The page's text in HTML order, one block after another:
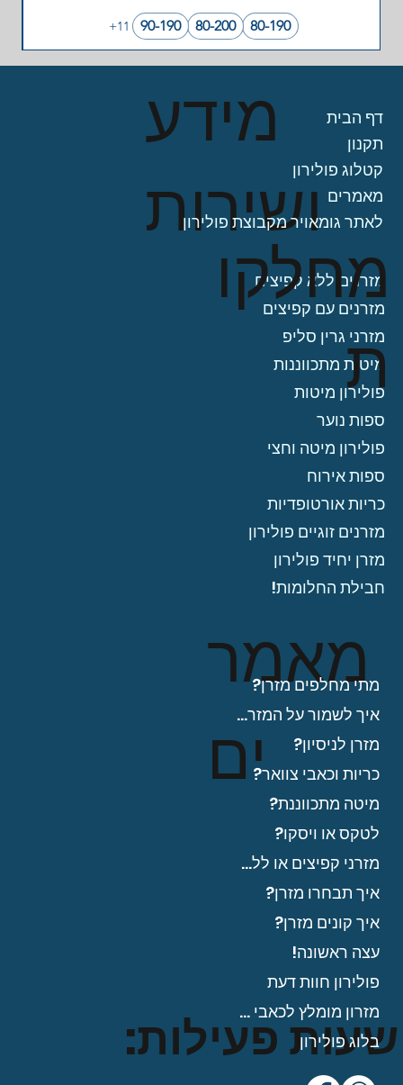
80-190
80-200
90-190
+11
שעות פעילות:
מידע
ושירות
מזרנים ללא קפיצים
מזרנים עם קפיצים
מזרני גרין סליפ
מיטות מתכווננות
פולירון מיטות
ספות נוער
פולירון מיטה וחצי
ספות אירוח
כריות אורטופדיות
מזרנים זוגיים פולירון
מזרן יחיד פולירון
חבילת החלומות!
מאמר
ים
מתי מחלפים מזרן?
איך לשמור על המזרן?
מזרן לניסיון?
כריות וכאבי צוואר?
מיטה מתכווננת?
לטקס או ויסקו?
מזרני קפיצים או ללא?
איך תבחרו מזרן?
איך קונים מזרן?
עצה ראשונה!
פולירון חוות דעת
מזרון מומלץ לכאבי גב?
בלוג פולירון
דף הבית
תקנון
קטלוג פולירון
מאמרים
לאתר גומאויר מקבוצת פולירון
מחלקו
ת